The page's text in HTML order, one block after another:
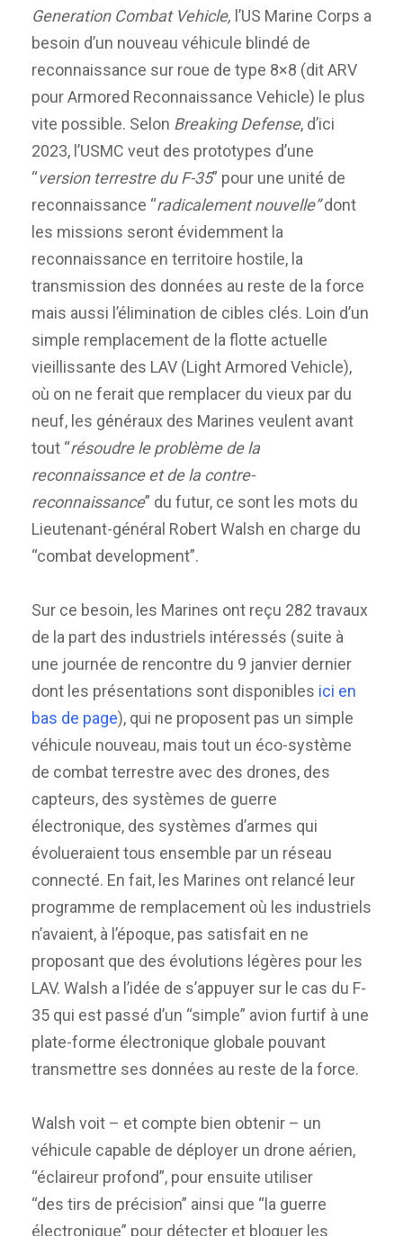
Generation Combat Vehicle, l’US Marine Corps a
besoin d’un nouveau véhicule blindé de
reconnaissance sur roue de type 8×8 (dit ARV
pour Armored Reconnaissance Vehicle) le plus
vite possible. Selon Breaking Defense, d’ici
2023, l’USMC veut des prototypes d’une
“version terrestre duF-35” pour une unité de
reconnaissance “radicalement nouvelle”dont
les missions seront évidemment la
reconnaissance en territoire hostile, la
transmission des données au reste de la force
mais aussi l’élimination de cibles clés. Loin d’un
simple remplacement de la flotte actuelle
vieillissante des LAV (Light Armored Vehicle),
où on ne ferait que remplacer du vieux par du
neuf, les généraux des Marines veulent avant
tout “résoudre le problème de la
reconnaissance et de la contre-
reconnaissance” du futur, ce sont les mots du
Lieutenant-général Robert Walsh en charge du
“combat development”.
Sur ce besoin, les Marines ont reçu 282 travaux
de la part des industriels intéressés (suite à
une journée de rencontre du 9 janvier dernier
dont les présentations sont disponibles ici en
bas de page), qui ne proposent pas un simple
véhicule nouveau, mais tout un éco-système
de combat terrestre avec des drones, des
capteurs, des systèmes de guerre
électronique, des systèmes d’armes qui
évolueraient tous ensemble par un réseau
connecté. En fait, les Marines ont relancé leur
programme de remplacement où les industriels
n’avaient, à l’époque, pas satisfait en ne
proposant que des évolutions légères pour les
LAV. Walsh a l’idée de s’appuyer sur le cas du F-
35 qui est passé d’un “simple” avion furtif à une
plate-forme électronique globale pouvant
transmettre ses données au reste de la force.
Walsh voit – et compte bien obtenir – un
véhicule capable de déployer un drone aérien,
“éclaireur profond”, pour ensuite utiliser
“des tirs de précision” ainsi que “la guerre
électronique” pour détecter et bloquer les